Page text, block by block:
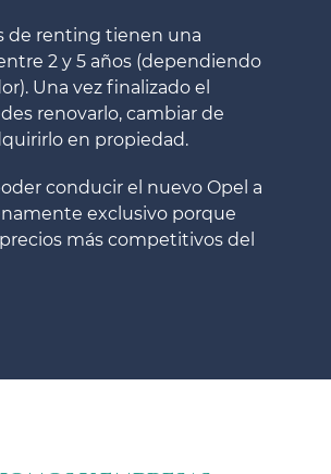
de renting tienen una
2 y 5 años (dependiendo
Una vez finalizado el
renovarlo, cambiar de
en propiedad.
conducir el nuevo Opel a
exclusivo porque
más competitivos del